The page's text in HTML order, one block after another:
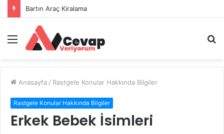
Bartın Araç Kiralama
Menü
...
Anasayfa / Rastgele Konular Hakkında Bilgiler
Rastgele Konular Hakkında Bilgiler
Erkek Bebek İsimleri